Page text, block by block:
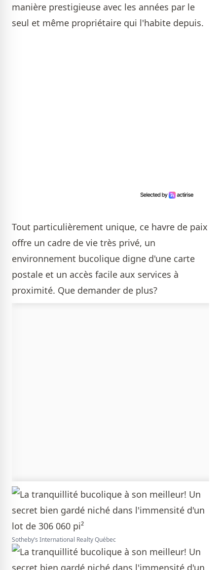
manière prestigieuse avec les années par le
seul et même propriétaire qui l'habite depuis.
Tout particulièrement unique, ce havre de paix
offre un cadre de vie très privé, un
environnement bucolique digne d'une carte
postale et un accès facile aux services à
proximité. Que demander de plus?
Sotheby’s International Realty Québec